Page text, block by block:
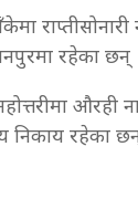
रहेका छन्
निकाय